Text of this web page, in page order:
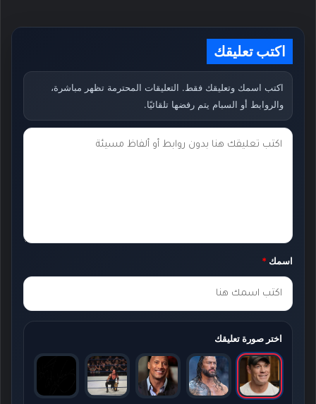
اكتب تعليقك
اكتب اسمك وتعليقك فقط. التعليقات المحترمة تظهر مباشرة،
والروابط أو السبام يتم رفضها تلقائيًا.
ت
ك
*
اسمك *
اختر صورة تعليقك